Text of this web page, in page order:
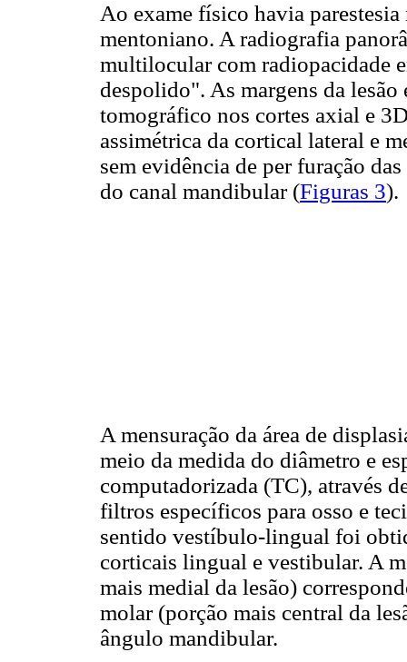
Ao exame físico havia
mentoniano. A radiografia
multilocular com radiopacidade
despolido". As margens da lesão
tomográfico nos cortes axial e
assimétrica da cortical lateral e
sem evidência de per furação
do canal mandibular (Figuras 3).
A mensuração da área de
meio da medida do diâmetro e
computadorizada (TC), através
filtros específicos para osso e
sentido vestíbulo-lingual foi
corticais lingual e vestibular. A
mais medial da lesão)
molar (porção mais central da
ângulo mandibular.